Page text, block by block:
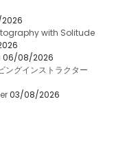
with Solitude
06/08/2026
ングインストラクター
03/08/2026